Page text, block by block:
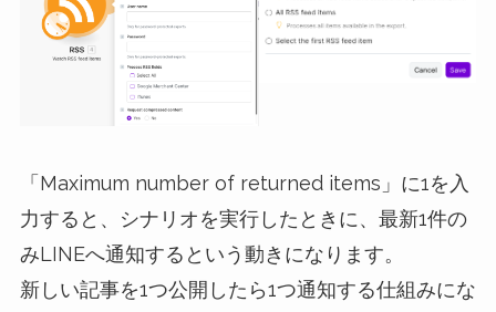
「Maximum number of returned items」に1を入
力すると、シナリオを実行したときに、最新1件の
みLINEへ通知するという動きになります。
新しい記事を1つ公開したら1つ通知する仕組みにな